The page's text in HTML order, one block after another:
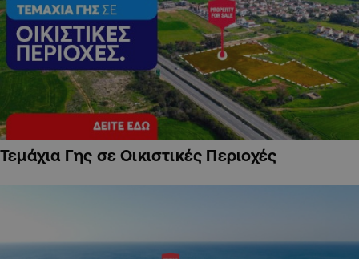
Τεμάχια Γης σε Οικιστικές Περιοχές